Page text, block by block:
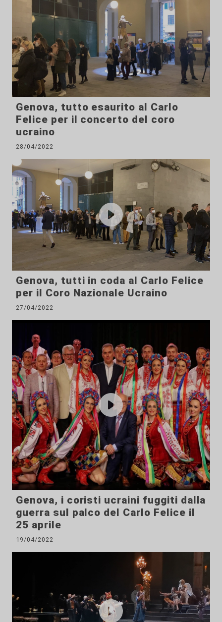
Genova, tutto esaurito al Carlo
Felice per il concerto del coro
ucraino
28/04/2022
Genova, tutti in coda al Carlo Felice
per il Coro Nazionale Ucraino
27/04/2022
Genova, i coristi ucraini fuggiti dalla
guerra sul palco del Carlo Felice il
25 aprile
19/04/2022